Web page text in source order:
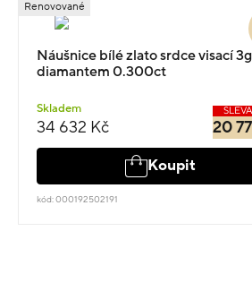
Renovované
Náušnice bílé zlato srdce visací
diamantem 0.300ct
Skladem
34 632 Kč 20
Koupit
kód: 000192502191